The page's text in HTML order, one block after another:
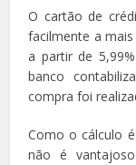
O cartão de
facilmente a
a partir de
banco
compra foi
Como o cálculo
não é